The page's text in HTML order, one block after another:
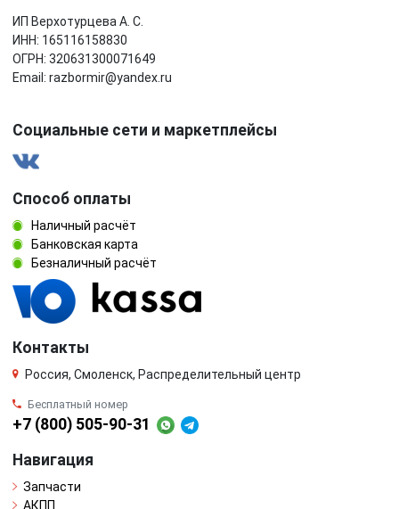
ИП Верхотурцева А. С.
ИНН: 165116158830
ОГРН: 320631300071649
Email: razbormir@yandex.ru
Социальные сети и маркетплейсы
Способ оплаты
Наличный расчёт
Банковская карта
Безналичный расчёт
Контакты
Россия, Смоленск, Распределительный центр
Бесплатный номер
+7 (800) 505-90-31
Навигация
Запчасти
АКПП